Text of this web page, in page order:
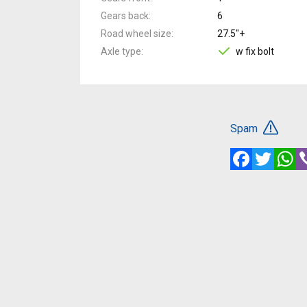
Gears back
6
Road wheel size
27.5"+
Axle type
w fix bolt
Spam
FacebookTwitter